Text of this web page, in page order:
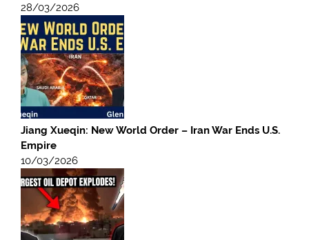
28/03/2026
Jiang Xueqin: New World Order – Iran War Ends U.S.
Empire
10/03/2026